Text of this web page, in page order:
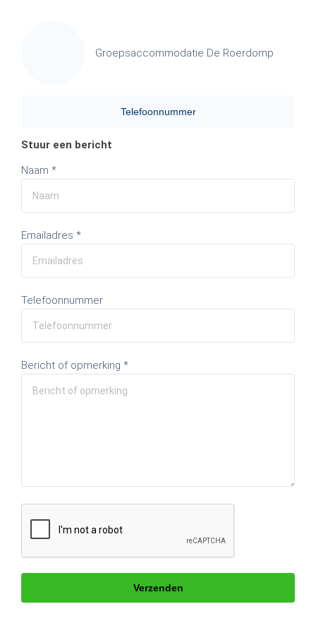
Groepsaccommodatie De Roerdomp
Telefoonnummer
Stuur een bericht
Naam *
Emailadres *
Telefoonnummer
Bericht of opmerking *